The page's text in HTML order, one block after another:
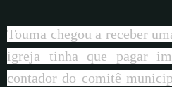
Touma chegou a receber
igreja tinha que pagar
contador do comitê